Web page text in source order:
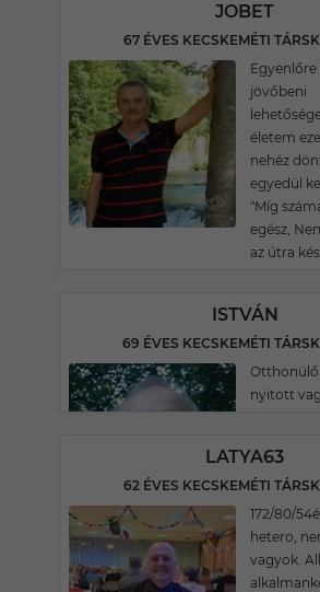
JOBET
67 ÉVES KECSKEMÉTI
jövőbeni
életem
nehéz
egyedül
"Míg
egész,
az útra
ISTVÁN
69 ÉVES KECSKEMÉTI
nyitott
LATYA63
62 ÉVES KECSKEMÉTI
172/80/
hetero,
vagyok.